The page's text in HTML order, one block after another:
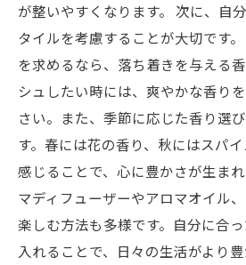
が整いやすくなります。 次に、自
タイルを考慮することが大切です
を求めるなら、落ち着きを与える
シュしたい時には、爽やかな香り
さい。また、季節に応じた香り選
す。春には花の香り、秋にはスパ
感じることで、心に豊かさが生ま
マディフューザーやアロマオイル
楽しむ方法も多様です。自分に合
入れることで、日々の生活がより